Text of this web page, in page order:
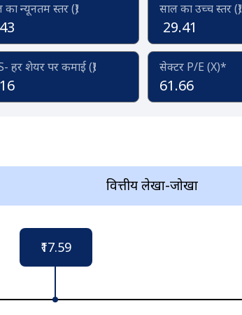
का न्यूनतम स्तर (₹) साल का उच्च स्तर (₹)
29.41
हर शेयर पर कमाई (₹) सेक्टर P/E (X)*
61.66
वित्तीय लेखा-जोखा
₹17.59